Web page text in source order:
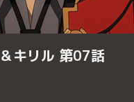
キリル 第07話